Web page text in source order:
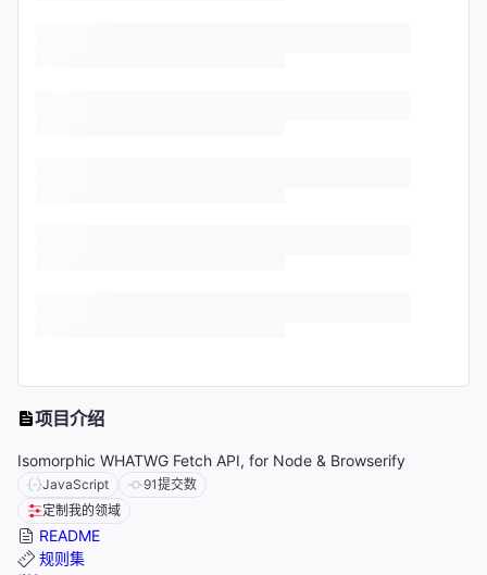
项目介绍
Isomorphic WHATWG Fetch API, for Node & Browserify
JavaScript 91提交数
定制我的领域
README
规则集